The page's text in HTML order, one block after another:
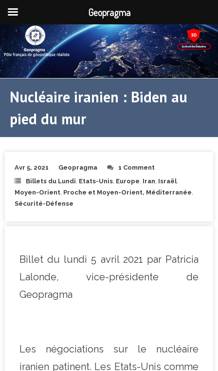
Nucléaire iranien : Biden au
pied du mur
Avr 5, 2021 Geopragma
1 Comment
Billets du Lundi Etats-Unis Europe Iran Israël,
Moyen-Orient Proche et Moyen-Orient, Méditerranée
Sécurité-Défense
Billet du lundi 5 avril 2021 par Patricia
Lalonde, vice-présidente de
Geopragma
Les négociations sur le nucléaire
iranien patinent. Les Etats-Unis comme
Geopragma